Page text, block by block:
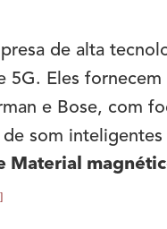
de alta
5G. Eles
e Bose, com
som
Material